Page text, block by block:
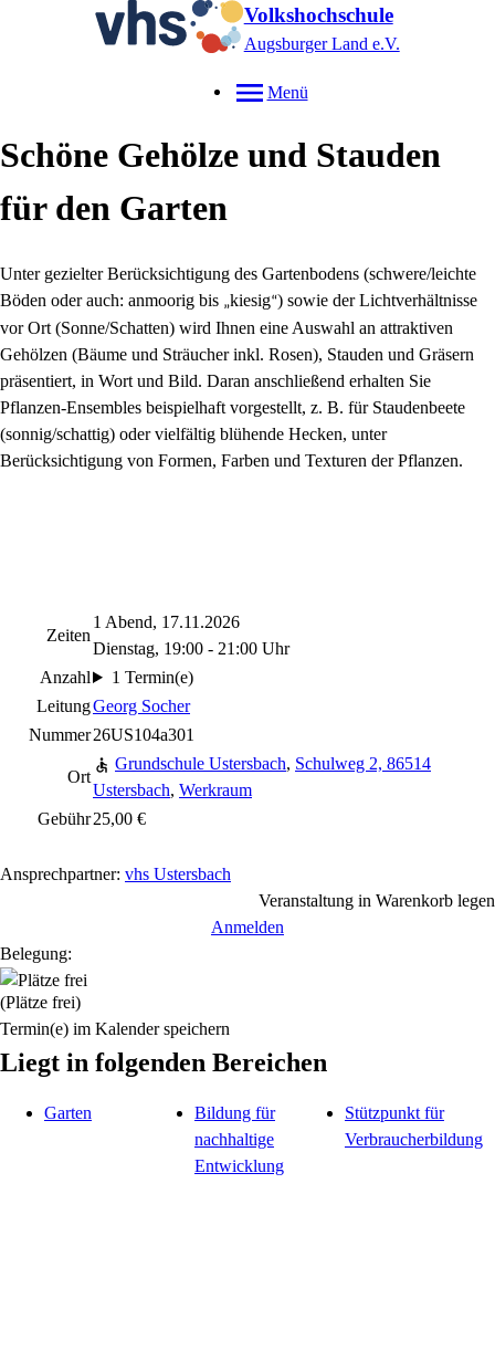
Volkshochschule
Augsburger Land e.V.
Menü
Schöne Gehölze und Stauden
für den Garten
Unter gezielter Berücksichtigung des Gartenbodens (schwere/leichte
Böden oder auch: anmoorig bis „kiesig“) sowie der Lichtverhältnisse
vor Ort (Sonne/Schatten) wird Ihnen eine Auswahl an attraktiven
Gehölzen (Bäume und Sträucher inkl. Rosen), Stauden und Gräsern
präsentiert, in Wort und Bild. Daran anschließend erhalten Sie
Pflanzen-Ensembles beispielhaft vorgestellt, z. B. für Staudenbeete
(sonnig/schattig) oder vielfältig blühende Hecken, unter
Berücksichtigung von Formen, Farben und Texturen der Pflanzen.
Zeiten
1 Abend, 17.11.2026
Dienstag, 19:00 - 21:00 Uhr
Anzahl
1 Termin(e)
LeitungGeorg Socher
Nummer26US104a301
Ort
Grundschule Ustersbach, Schulweg 2, 86514
Ustersbach, Werkraum
Gebühr25,00 €
Ansprechpartner: vhs Ustersbach
Veranstaltung in Warenkorb legen
Anmelden
Belegung:
(Plätze frei)
Termin(e) im Kalender speichern
Liegt in folgenden Bereichen
Garten
Bildung für
nachhaltige
Entwicklung
Stützpunkt für
Verbraucherbildung